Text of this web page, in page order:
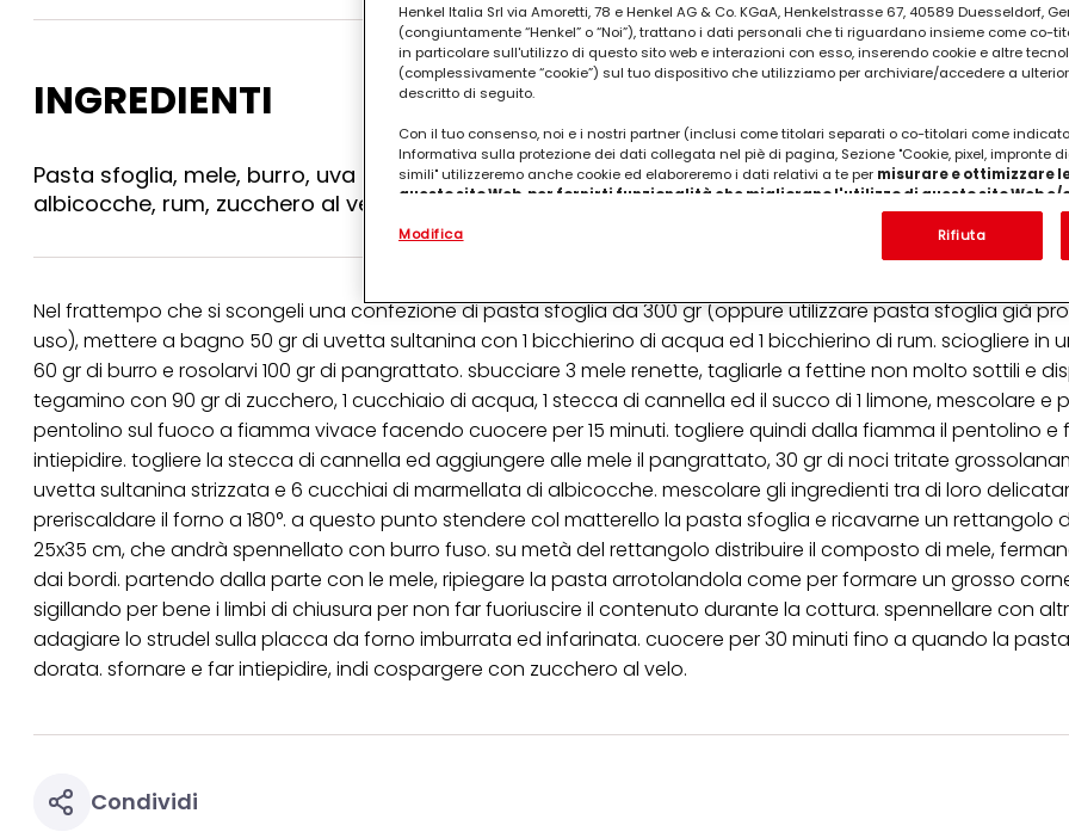
INGREDIENTI
Pasta sfoglia, mele, burro, uva sultanina, noci, zucchero, pangrattato, limone, cannella,
albicocche, rum, zucchero al velo
Nel frattempo che si scongeli una confezione di pasta sfoglia da 300 gr (oppure utilizzare pasta sfoglia già
uso), mettere a bagno 50 gr di uvetta sultanina con 1 bicchierino di acqua ed 1 bicchierino di rum. sciogliere in
60 gr di burro e rosolarvi 100 gr di pangrattato. sbucciare 3 mele renette, tagliarle a fettine non molto sottili e
tegamino con 90 gr di zucchero, 1 cucchiaio di acqua, 1 stecca di cannella ed il succo di 1 limone, mescolare e
pentolino sul fuoco a fiamma vivace facendo cuocere per 15 minuti. togliere quindi dalla fiamma il pentolino e
intiepidire. togliere la stecca di cannella ed aggiungere alle mele il pangrattato, 30 gr di noci tritate
uvetta sultanina strizzata e 6 cucchiai di marmellata di albicocche. mescolare gli ingredienti tra di loro
preriscaldare il forno a 180°. a questo punto stendere col matterello la pasta sfoglia e ricavarne un rettangolo
25x35 cm, che andrà spennellato con burro fuso. su metà del rettangolo distribuire il composto di mele,
dai bordi. partendo dalla parte con le mele, ripiegare la pasta arrotolandola come per formare un grosso
sigillando per bene i limbi di chiusura per non far fuoriuscire il contenuto durante la cottura. spennellare con
adagiare lo strudel sulla placca da forno imburrata ed infarinata. cuocere per 30 minuti fino a quando la
dorata. sfornare e far intiepidire, indi cospargere con zucchero al velo.
Condividi
Henkel Italia Srl via Amoretti, 78 e Henkel AG & Co. KGaA, Henkelstrasse 67, 40589 Duesseldorf,
(congiuntamente “Henkel” o “Noi”), trattano i dati personali che ti riguardano insieme come co-
in particolare sull'utilizzo di questo sito web e interazioni con esso, inserendo cookie e altre
(complessivamente “cookie”) sul tuo dispositivo che utilizziamo per archiviare/accedere a
descritto di seguito.
Con il tuo consenso, noi e i nostri partner (inclusi come titolari separati o co-titolari come
Informativa sulla protezione dei dati collegata nel piè di pagina, Sezione "Cookie, pixel, impronte
simili" utilizzeremo anche cookie ed elaboreremo i dati relativi a te per misurare e ottimizzare
questo sito Web, per fornirti funzionalità che migliorano l'utilizzo di questo sito Web e/
. Analizzeremo il tuo utilizzo di questo sito Web e le tue interazioni commerciali
(rispettivamente dell'azienda per cui lavori) per) e su tale base tracciare i tuoi acquisti dei nostri
terzi, conservare le nostre informazioni sulle entità commerciali e creare profili individuali su di te
identificati) su questo sito web e altri media (di terzi) tramite i dispositivi assegnati a te o alla tua
misurare e ottimizzare il successo delle campagne pubblicitarie.
Puoi trovare maggiori informazioni sul trattamento dei tuoi dati nella nostra Informativa sulla
collegata nel piè di pagina (Sezione "Cookie, Pixel, Impronte digitali e tecnologie simili"). Puoi
qualsiasi momento con effetto per il futuro disabilitando i cookie sul nostro sito web nella sezione
collegata nel piè di pagina. Per ulteriori informazioni sui cookie utilizzati su questo sito Web, in
periodo di conservazione, consultare le informazioni dettagliate su ciascun cookie disponibili
"modifica" di seguito".
Se fai clic su "Modifica" potrai trovare maggiori informazioni sul trattamento dei tuoi dati / sull'uso
per uno o più degli scopi sopra menzionati. Cliccando su "Accetta tutto", acconsenti all'uso dei
tuoi dati personali per tutte le finalità sopra indicate. Se fai clic su "Rifiuta", verranno utilizzati solo i
necessari per fornirti questo sito web.
Modifica Rifiuta